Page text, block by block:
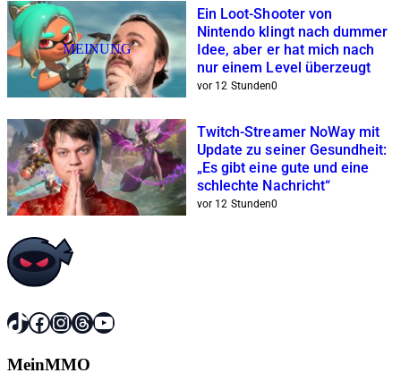
MEINUNG
Ein Loot-Shooter von
Nintendo klingt nach dummer
Idee, aber er hat mich nach
nur einem Level überzeugt
vor 12 Stunden0
Twitch-Streamer NoWay mit
Update zu seiner Gesundheit:
„Es gibt eine gute und eine
schlechte Nachricht“
vor 12 Stunden0
TikTok
Facebook
Instagram
Threads
YouTube
MeinMMO